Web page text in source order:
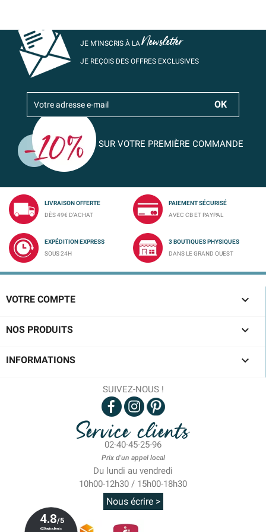
JE M’INSCRIS À LANewsletter
JE REÇOIS DES OFFRES EXCLUSIVES
SUR VOTRE PREMIÈRE COMMANDE
LIVRAISON OFFERTE
DÈS 49€ D'ACHAT
PAIEMENT SÉCURISÉ
AVEC CB ET PAYPAL
EXPÉDITION EXPRESS
SOUS 24H
3 BOUTIQUES PHYSIQUES
DANS LE GRAND OUEST
VOTRE COMPTE 
NOS PRODUITS 
INFORMATIONS 
SUIVEZ-NOUS !
Service clients
02-40-45-25-96
Prix d'un appel local
Du lundi au vendredi
10h00-12h30 / 15h00-18h30
Nous écrire >